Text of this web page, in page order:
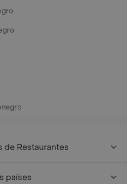
de Restaurantes
países